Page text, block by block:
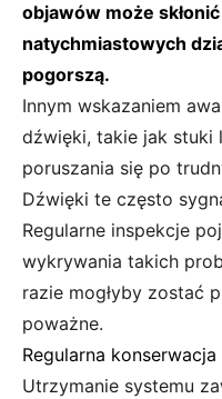
objawów może
natychmiastowych
pogorszą.
Innym wskazaniem
dźwięki, takie jak stuki
poruszania się po
Dźwięki te często
Regularne inspekcje
wykrywania takich
razie mogłyby zostać
poważne.
Regularna
Utrzymanie systemu